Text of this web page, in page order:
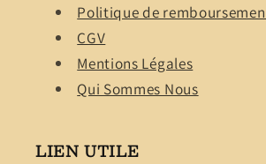
Politique de
CGV
Mentions Légales
Qui Sommes Nous
LIEN UTILE